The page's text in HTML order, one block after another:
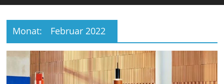
Monat: Februar 2022